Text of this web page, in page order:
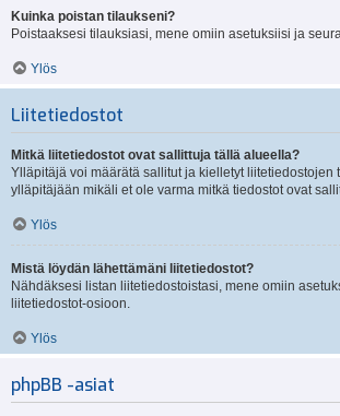
Kuinka poistan tilaukseni?
Poistaaksesi tilauksiasi, mene omiin asetuksiisi ja
Ylös
Liitetiedostot
Mitkä liitetiedostot ovat sallittuja tällä alueella?
Ylläpitäjä voi määrätä sallitut ja kielletyt liitetiedostojen
ylläpitäjään mikäli et ole varma mitkä tiedostot ovat
Ylös
Mistä löydän lähettämäni liitetiedostot?
Nähdäksesi listan liitetiedostoistasi, mene omiin
liitetiedostot-osioon.
Ylös
phpBB -asiat